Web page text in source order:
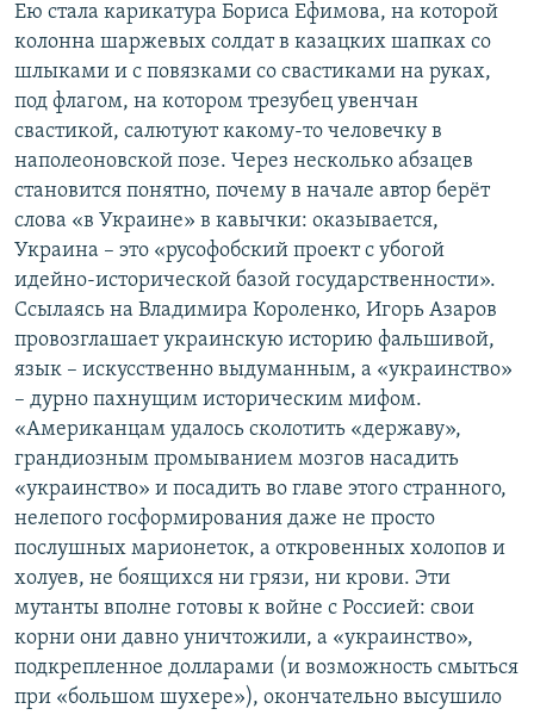
Ею стала карикатура Бориса Ефимова, на которой
колонна шаржевых солдат в казацких шапках со
шлыками и с повязками со свастиками на руках,
под флагом, на котором трезубец увенчан
свастикой, салютуют какому-то человечку в
наполеоновской позе. Через несколько абзацев
становится понятно, почему в начале автор берёт
слова «в Украине» в кавычки: оказывается,
Украина – это «русофобский проект с убогой
идейно-исторической базой государственности».
Ссылаясь на Владимира Короленко, Игорь Азаров
провозглашает украинскую историю фальшивой,
язык – искусственно выдуманным, а «украинство»
– дурно пахнущим историческим мифом.
«Американцам удалось сколотить «державу»,
грандиозным промыванием мозгов насадить
«украинство» и посадить во главе этого странного,
нелепого госформирования даже не просто
послушных марионеток, а откровенных холопов и
холуев, не боящихся ни грязи, ни крови. Эти
мутанты вполне готовы к войне с Россией: свои
корни они давно уничтожили, а «украинство»,
подкрепленное долларами (и возможность смыться
при «большом шухере»), окончательно высушило